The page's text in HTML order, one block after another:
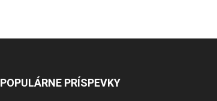
POPULÁRNE PRÍSPEVKY